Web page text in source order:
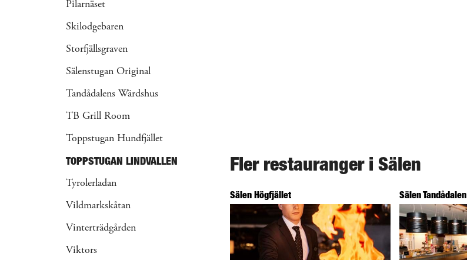
Fler restauranger i Sälen
Sälen Högfjället Sälen Tandådalen
Pilarnäset
Skilodgebaren
Storfjällsgraven
Sälenstugan Original
Tandådalens Wärdshus
TB Grill Room
Toppstugan Hundfjället
TOPPSTUGAN LINDVALLEN
Tyrolerladan
Vildmarkskåtan
Vinterträdgården
Viktors